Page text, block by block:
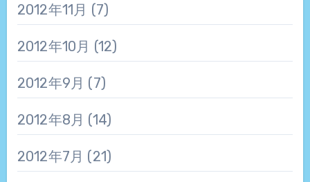
2012年11月 (7)
2012年10月 (12)
2012年9月 (7)
2012年8月 (14)
2012年7月 (21)